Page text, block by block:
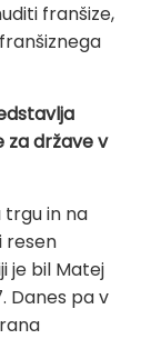
franšize,
za države v
trgu in na
resen
je bil Matej
Danes pa v